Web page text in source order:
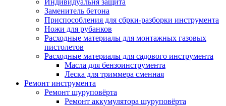
Заменитель бетона
Приспособления для сбрки-разборки инструмента
Ножи для рубанков
Расходные материалы для монтажных газовых
пистолетов
Расходные материалы для садового инструмента
Масла для бензоинструмента
Леска для триммера сменная
Ремонт инструмента
Ремонт шуруповёрта
Ремонт аккумулятора шуруповёрта